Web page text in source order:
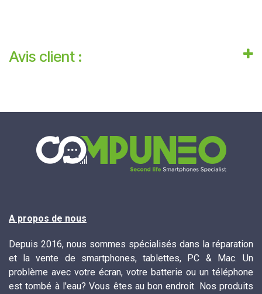
Avis client :
A propos de nous
Depuis 2016, nous sommes spécialisés dans la réparation
et la vente de smartphones, tablettes, PC & Mac. Un
problème avec votre écran, votre batterie ou un téléphone
est tombé à l'eau? Vous êtes au bon endroit. Nos produits